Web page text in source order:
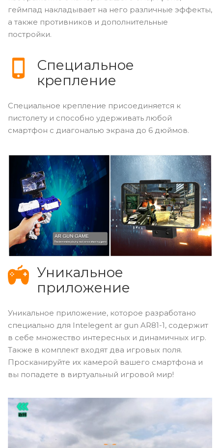
геймпад накладывает на него различные эффекты,
а также противников и дополнительные
постройки.
Специальное
крепление
Специальное крепление присоединяется к
пистолету и способно удерживать любой
смартфон с диагональю экрана до 6 дюймов.
Уникальное
приложение
Уникальное приложение, которое разработано
специально для Intelegent ar gun AR81-1, содержит
в себе множество интересных и динамичных игр.
Также в комплект входят два игровых поля.
Просканируйте их камерой вашего смартфона и
вы попадете в виртуальный игровой мир!